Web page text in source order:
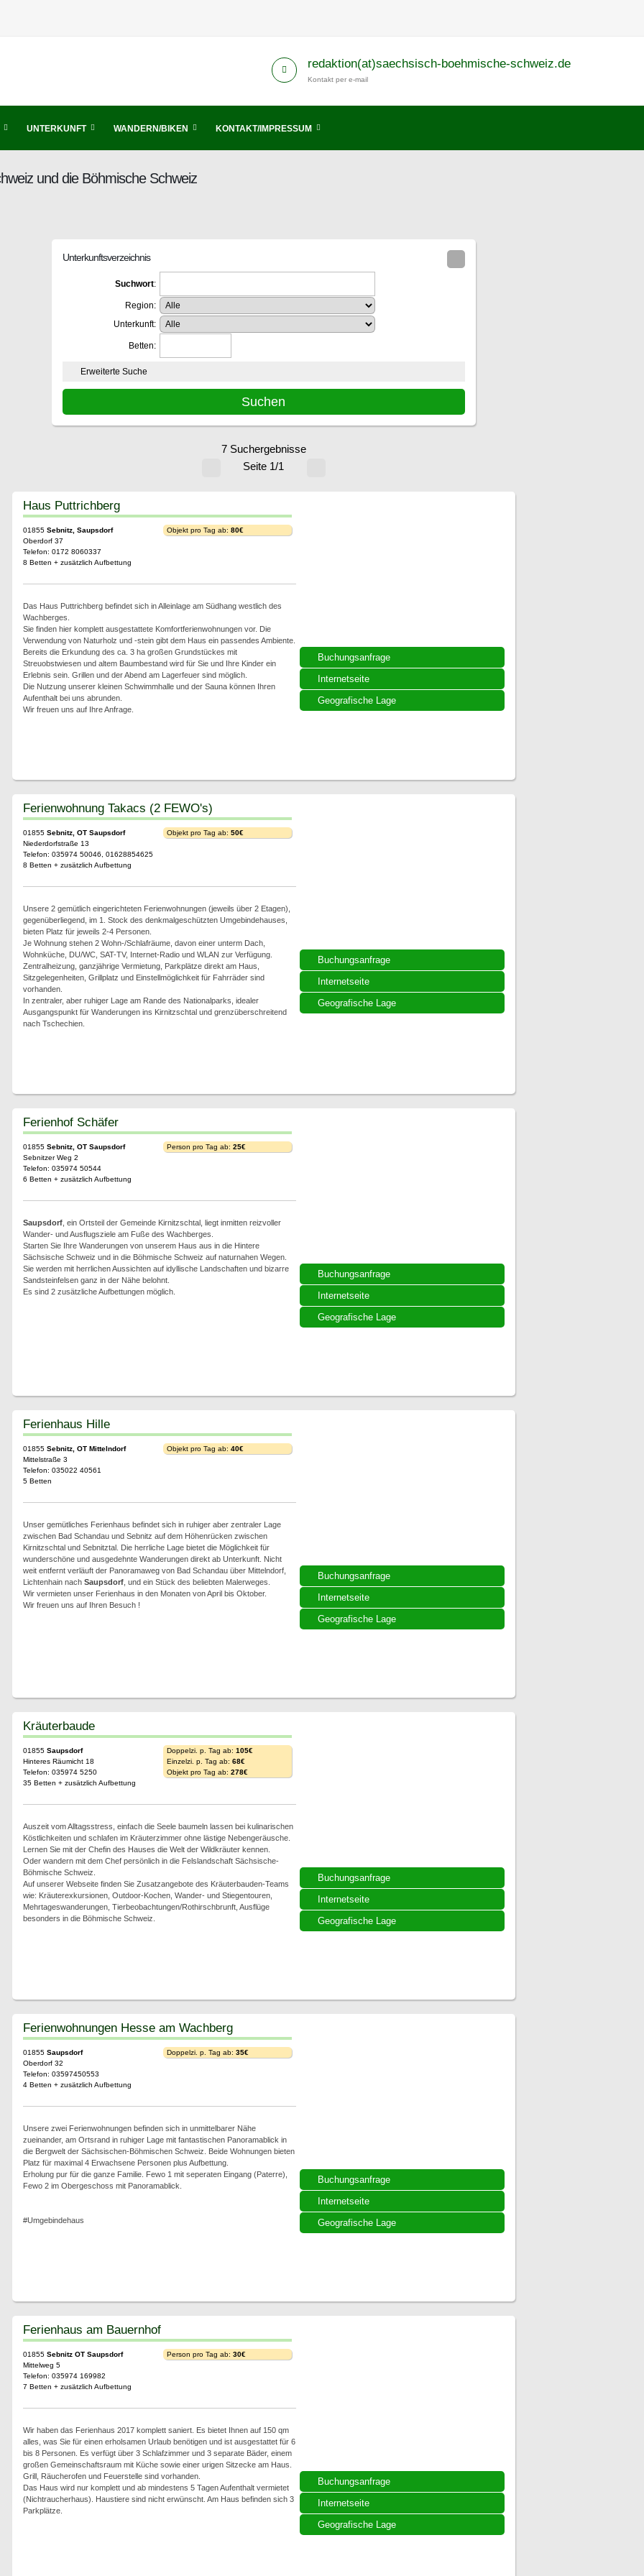
redaktion(at)saechsisch-boehmische-schweiz.de
Kontakt per e-mail
UNTERKUNFT WANDERN/BIKEN KONTAKT/IMPRESSUM
und die Böhmische Schweiz
Unterkunftsverzeichnis
Suchwort:
Region:
Unterkunft:
Betten:
Erweiterte Suche
7 Suchergebnisse
Seite 1/1
Buchungsanfrage
Internetseite
Geografische Lage
Haus Puttrichberg
01855 Sebnitz, Saupsdorf
Oberdorf 37
Telefon: 0172 8060337
8 Betten + zusätzlich Aufbettung
Objekt pro Tag ab: 80€
Das Haus Puttrichberg befindet sich in Alleinlage am Südhang westlich des
Wachberges.
Sie finden hier komplett ausgestattete Komfortferienwohnungen vor. Die
Verwendung von Naturholz und -stein gibt dem Haus ein passendes Ambiente.
Bereits die Erkundung des ca. 3 ha großen Grundstückes mit
Streuobstwiesen und altem Baumbestand wird für Sie und Ihre Kinder ein
Erlebnis sein. Grillen und der Abend am Lagerfeuer sind möglich.
Die Nutzung unserer kleinen Schwimmhalle und der Sauna können Ihren
Aufenthalt bei uns abrunden.
Wir freuen uns auf Ihre Anfrage.
Buchungsanfrage
Internetseite
Geografische Lage
Ferienwohnung Takacs (2 FEWO's)
01855 Sebnitz, OT Saupsdorf
Niederdorfstraße 13
Telefon: 035974 50046, 01628854625
8 Betten + zusätzlich Aufbettung
Objekt pro Tag ab: 50€
Unsere 2 gemütlich eingerichteten Ferienwohnungen (jeweils über 2 Etagen),
gegenüberliegend, im 1. Stock des denkmalgeschützten Umgebindehauses,
bieten Platz für jeweils 2-4 Personen.
Je Wohnung stehen 2 Wohn-/Schlafräume, davon einer unterm Dach,
Wohnküche, DU/WC, SAT-TV, Internet-Radio und WLAN zur Verfügung.
Zentralheizung, ganzjährige Vermietung, Parkplätze direkt am Haus,
Sitzgelegenheiten, Grillplatz und Einstellmöglichkeit für Fahrräder sind
vorhanden.
In zentraler, aber ruhiger Lage am Rande des Nationalparks, idealer
Ausgangspunkt für Wanderungen ins Kirnitzschtal und grenzüberschreitend
nach Tschechien.
Buchungsanfrage
Internetseite
Geografische Lage
Ferienhof Schäfer
01855 Sebnitz, OT Saupsdorf
Sebnitzer Weg 2
Telefon: 035974 50544
6 Betten + zusätzlich Aufbettung
Person pro Tag ab: 25€
Saupsdorf, ein Ortsteil der Gemeinde Kirnitzschtal, liegt inmitten reizvoller
Wander- und Ausflugsziele am Fuße des Wachberges.
Starten Sie Ihre Wanderungen von unserem Haus aus in die Hintere
Sächsische Schweiz und in die Böhmische Schweiz auf naturnahen Wegen.
Sie werden mit herrlichen Aussichten auf idyllische Landschaften und bizarre
Sandsteinfelsen ganz in der Nähe belohnt.
Es sind 2 zusätzliche Aufbettungen möglich.
Buchungsanfrage
Internetseite
Geografische Lage
Ferienhaus Hille
01855 Sebnitz, OT Mittelndorf
Mittelstraße 3
Telefon: 035022 40561
5 Betten
Objekt pro Tag ab: 40€
Unser gemütliches Ferienhaus befindet sich in ruhiger aber zentraler Lage
zwischen Bad Schandau und Sebnitz auf dem Höhenrücken zwischen
Kirnitzschtal und Sebnitztal. Die herrliche Lage bietet die Möglichkeit für
wunderschöne und ausgedehnte Wanderungen direkt ab Unterkunft. Nicht
weit entfernt verläuft der Panoramaweg von Bad Schandau über Mittelndorf,
Lichtenhain nach Saupsdorf, und ein Stück des beliebten Malerweges.
Wir vermieten unser Ferienhaus in den Monaten von April bis Oktober.
Wir freuen uns auf Ihren Besuch !
Buchungsanfrage
Internetseite
Geografische Lage
Kräuterbaude
01855 Saupsdorf
Hinteres Räumicht 18
Telefon: 035974 5250
35 Betten + zusätzlich Aufbettung
Doppelzi. p. Tag ab: 105€
Einzelzi. p. Tag ab: 68€
Objekt pro Tag ab: 278€
Auszeit vom Alltagsstress, einfach die Seele baumeln lassen bei kulinarischen
Köstlichkeiten und schlafen im Kräuterzimmer ohne lästige Nebengeräusche.
Lernen Sie mit der Chefin des Hauses die Welt der Wildkräuter kennen.
Oder wandern mit dem Chef persönlich in die Felslandschaft Sächsische-
Böhmische Schweiz.
Auf unserer Webseite finden Sie Zusatzangebote des Kräuterbauden-Teams
wie: Kräuterexkursionen, Outdoor-Kochen, Wander- und Stiegentouren,
Mehrtageswanderungen, Tierbeobachtungen/Rothirschbrunft, Ausflüge
besonders in die Böhmische Schweiz.
Buchungsanfrage
Internetseite
Geografische Lage
Ferienwohnungen Hesse am Wachberg
01855 Saupsdorf
Oberdorf 32
Telefon: 03597450553
4 Betten + zusätzlich Aufbettung
Doppelzi. p. Tag ab: 35€
Unsere zwei Ferienwohnungen befinden sich in unmittelbarer Nähe
zueinander, am Ortsrand in ruhiger Lage mit fantastischen Panoramablick in
die Bergwelt der Sächsischen-Böhmischen Schweiz. Beide Wohnungen bieten
Platz für maximal 4 Erwachsene Personen plus Aufbettung.
Erholung pur für die ganze Familie. Fewo 1 mit seperaten Eingang (Paterre),
Fewo 2 im Obergeschoss mit Panoramablick.
#Umgebindehaus
Buchungsanfrage
Internetseite
Geografische Lage
Ferienhaus am Bauernhof
01855 Sebnitz OT Saupsdorf
Mittelweg 5
Telefon: 035974 169982
7 Betten + zusätzlich Aufbettung
Person pro Tag ab: 30€
Wir haben das Ferienhaus 2017 komplett saniert. Es bietet Ihnen auf 150 qm
alles, was Sie für einen erholsamen Urlaub benötigen und ist ausgestattet für 6
bis 8 Personen. Es verfügt über 3 Schlafzimmer und 3 separate Bäder, einem
großen Gemeinschaftsraum mit Küche sowie einer urigen Sitzecke am Haus.
Grill, Räucherofen und Feuerstelle sind vorhanden.
Das Haus wird nur komplett und ab mindestens 5 Tagen Aufenthalt vermietet
(Nichtraucherhaus). Haustiere sind nicht erwünscht. Am Haus befinden sich 3
Parkplätze.